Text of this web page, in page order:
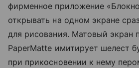
фирменное приложение
открывать на одном экране
для рисования. Матовый экран
PaperMatte имитирует шелест
при прикосновении к нему